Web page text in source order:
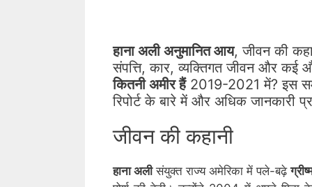
हाना अली अनुमानित आय, जीवन की
संपत्ति, कार, व्यक्तिगत जीवन और
कितनी अमीर हैं2019-2021 में? इस
रिपोर्ट के बारे में और अधिक जानकारी
जीवन की कहानी
हाना अलीसंयुक्त राज्य अमेरिका में पले-बढ़े